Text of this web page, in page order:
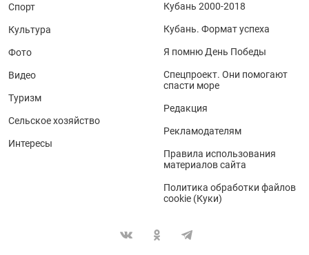
Спорт
Культура
Фото
Видео
Туризм
Сельское хозяйство
Интересы
Кубань 2000-2018
Кубань. Формат успеха
Я помню День Победы
Спецпроект. Они помогают
спасти море
Редакция
Рекламодателям
Правила использования
материалов сайта
Политика обработки файлов
cookie (Куки)